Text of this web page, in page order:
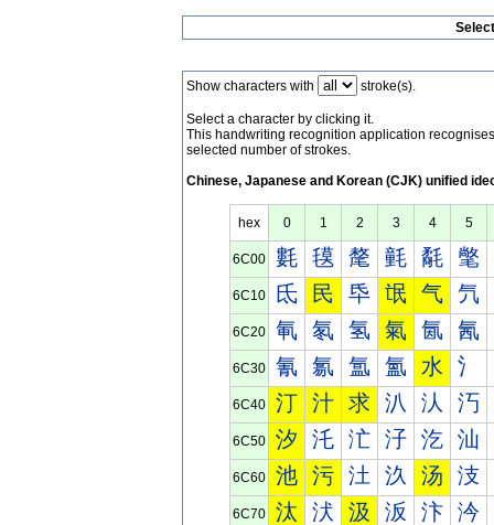
Show characters with stroke(s).
Select a character by clicking it.
This handwriting recognition application
selected number of strokes.
Chinese, Japanese and Korean (CJK) unified
hex 0 1 2 3 4 5
6C00 氀 氁 氂 氃 氄 氅
6C10 氐 民 氒 氓 气 氕
6C20 氠 氡 氢 氣 氤 氥
6C30 氰 氱 氲 氳 水 氵
6C40 汀 汁 求 汃 汄 汅
6C50 汐 汑 汒 汓 汔 汕
6C60 池 污 汢 汣 汤 汥
6C70 汰 汱 汲 汳 汴 汵